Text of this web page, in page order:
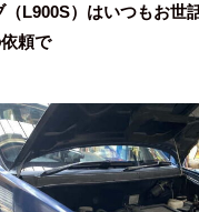
（L900S）はいつもお世
頼で